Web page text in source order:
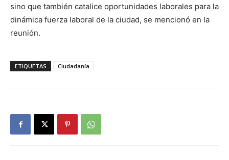
sino que también catalice oportunidades laborales para la
dinámica fuerza laboral de la ciudad, se mencionó en la
reunión.
ETIQUETAS Ciudadanía